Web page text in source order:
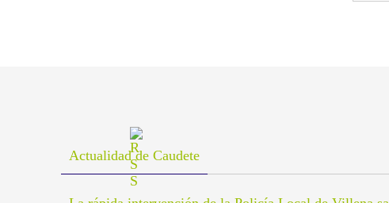
Actualidad de Caudete